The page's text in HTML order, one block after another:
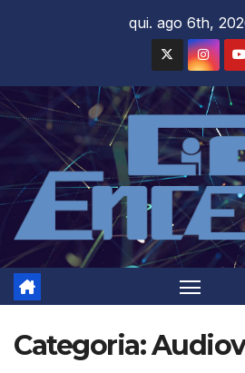
qui. ago 6th,
Categoria: